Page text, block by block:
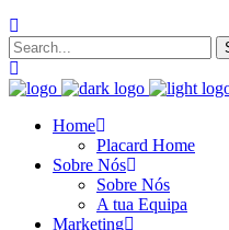
Home
Placard Home
Sobre Nós
Sobre Nós
A tua Equipa
Marketing